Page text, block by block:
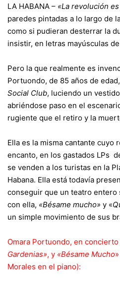
LA HABANA – «La revolución
paredes pintadas a lo largo de
como si pudieran desterrar la
insistir, en letras mayúsculas
Pero la que realmente es
Portuondo, de 85 años de
Social Club, luciendo un
abriéndose paso en el
rugiente que el retiro y la
Ella es la misma cantante cuyo
encanto, en los gastados LPs
se venden a los turistas en la
Habana. Ella está todavía
conseguir que un teatro entero
con ella, «Bésame mucho» y «
un simple movimiento de sus
Omara Portuondo, en concierto
Gardenias», y «Bésame Mucho
Morales en el piano):